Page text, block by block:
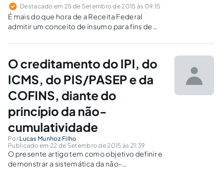
Destacado em 25 de Setembro de 2015 às 09:15
É mais do que hora de a Receita Federal
admitir um conceito de insumo para fins de
com a sistemática dessas contribuições, para
O creditamento do IPI, do
ICMS, do PIS/PASEP e da
COFINS, diante do
princípio da não-
cumulatividade
Por Lucas Munhoz Filho
Publicado em 22 de Setembro de 2015 às 21:39
O presente artigo tem como objetivo definir e
demonstrar a sistemática da não-